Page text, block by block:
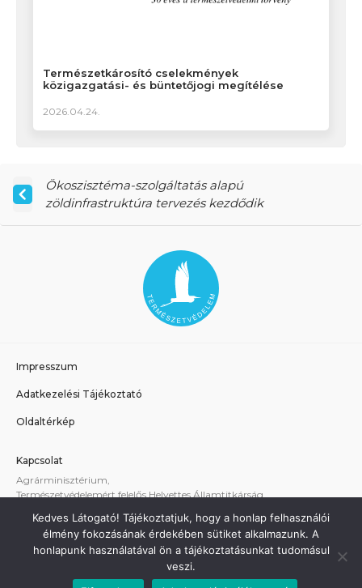
Természetkárosító cselekmények
közigazgatási- és büntetőjogi megítélése
2026.04.24.
Ökoszisztéma-szolgáltatás alapú
zöldinfrastruktúra tervezés kezdődik
Impresszum
Adatkezelési Tájékoztató
Oldaltérkép
Kapcsolat
Agrárminisztérium,
Természetvédelemért felelős Helyettes Államtitkárság
A weboldallal kapcsolatos technikai támogatás:
termeszetvedelem@am.gov.hu
Kedves Látogató! Tájékoztatjuk, hogy a honlap felhasználói
élmény fokozásának érdekében sütiket alkalmazunk. A
honlapunk használatával ön a tájékoztatásunkat tudomásul
veszi.